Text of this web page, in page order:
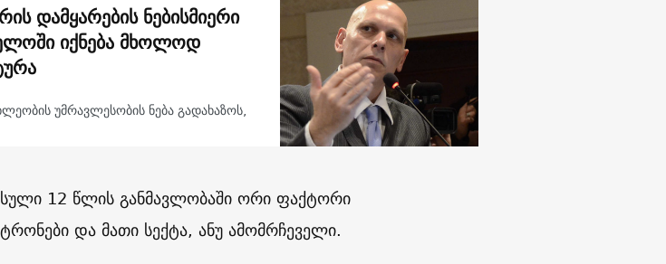
დამყარების ნებისმიერი
იქნება მხოლოდ
უმრავლესობის ნება გადახაზოს,
12 წლის განმავლობაში ორი ფაქტორი
და მათი სექტა, ანუ ამომრჩეველი.